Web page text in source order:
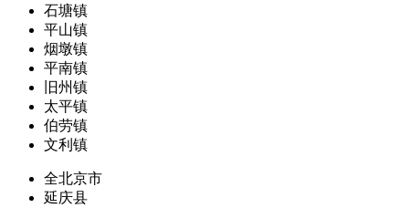
石塘镇
平山镇
烟墩镇
平南镇
旧州镇
太平镇
伯劳镇
文利镇
全北京市
延庆县